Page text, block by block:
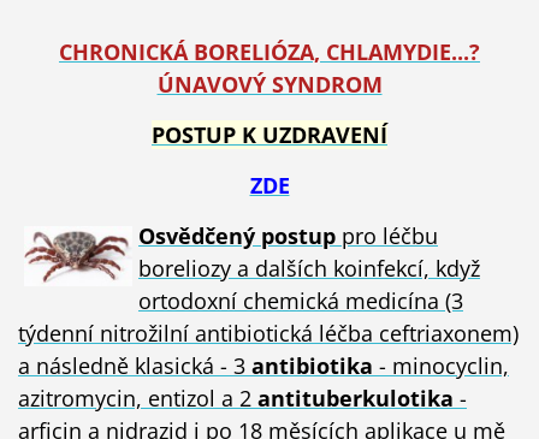
CHRONICKÁ BORELIÓZA, CHLAMYDIE...?
ÚNAVOVÝ SYNDROM
POSTUP K UZDRAVENÍ
ZDE
Osvědčený postuppro léčbu
boreliozy a dalších koinfekcí, když
ortodoxní chemická medicína (3
týdenní nitrožilní antibiotická léčba ceftriaxonem)
a následně klasická - 3 antibiotika - minocyclin,
azitromycin, entizol a 2 antituberkulotika -
arficin a nidrazid i po 18 měsících aplikace u mě